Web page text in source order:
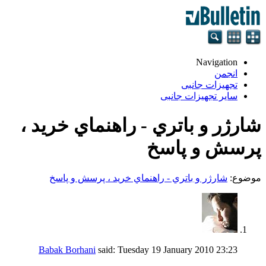
Navigation
انجمن
تجهيزات جانبی
سایر تجهیزات جانبی
شارژر و باتري - راهنماي خريد ،
پرسش و پاسخ
موضوع: شارژر و باتري - راهنماي خريد ، پرسش و پاسخ
Babak Borhani said: Tuesday 19 January 2010 23:23